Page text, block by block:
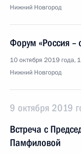
Нижний Новгород
Форум «Россия –
10 октября 2019 года,
Нижний Новгород
9 октября 2019
Встреча с
Памфиловой